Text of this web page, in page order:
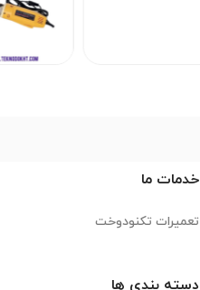
خدمات ما
تعمیرات تکنودوخت
دسته بندی ها